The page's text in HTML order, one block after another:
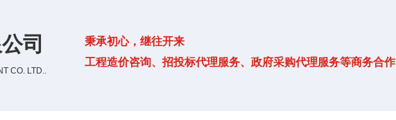
司
CO. LTD..
秉承初心，继往开来
工程造价咨询、招投标代理服务、政府采购代理服务等商务合作